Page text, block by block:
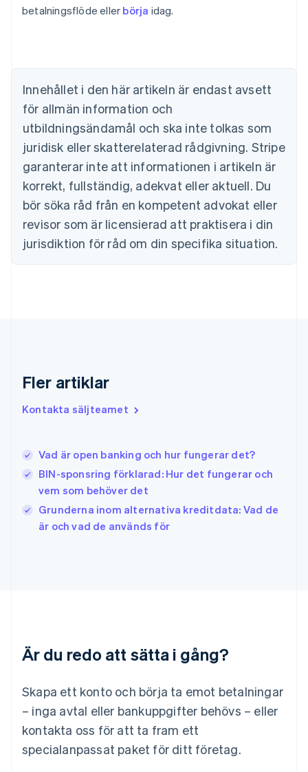
betalningsflöde eller börja idag.
Innehållet i den här artikeln är endast avsett
för allmän information och
utbildningsändamål och ska inte tolkas som
juridisk eller skatterelaterad rådgivning. Stripe
garanterar inte att informationen i artikeln är
korrekt, fullständig, adekvat eller aktuell. Du
bör söka råd från en kompetent advokat eller
revisor som är licensierad att praktisera i din
jurisdiktion för råd om din specifika situation.
Fler artiklar
Kontakta säljteamet
Vad är open banking och hur fungerar det?
BIN-sponsring förklarad: Hur det fungerar och
vem som behöver det
Grunderna inom alternativa kreditdata: Vad de
är och vad de används för
Är du redo att sätta i gång?
Skapa ett konto och börja ta emot betalningar
– inga avtal eller bankuppgifter behövs – eller
kontakta oss för att ta fram ett
specialanpassat paket för ditt företag.
English
PortuguêsEnglish
Bulgarien
English
Cypern
English
Danmark
English
Estland
Fastlandskina
简体中文English
Finland
English Svenska
Frankrike
简体中文
Indien
Irland
Italiano English
Japan
English
EnglishFrançais
Kroatien
FrançaisDeutschEnglish
Malta
English
Mexiko
Español English
Nederländerna